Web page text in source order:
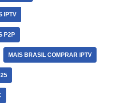
IPTV
P2P
MAIS BRASIL COMPRAR IPTV